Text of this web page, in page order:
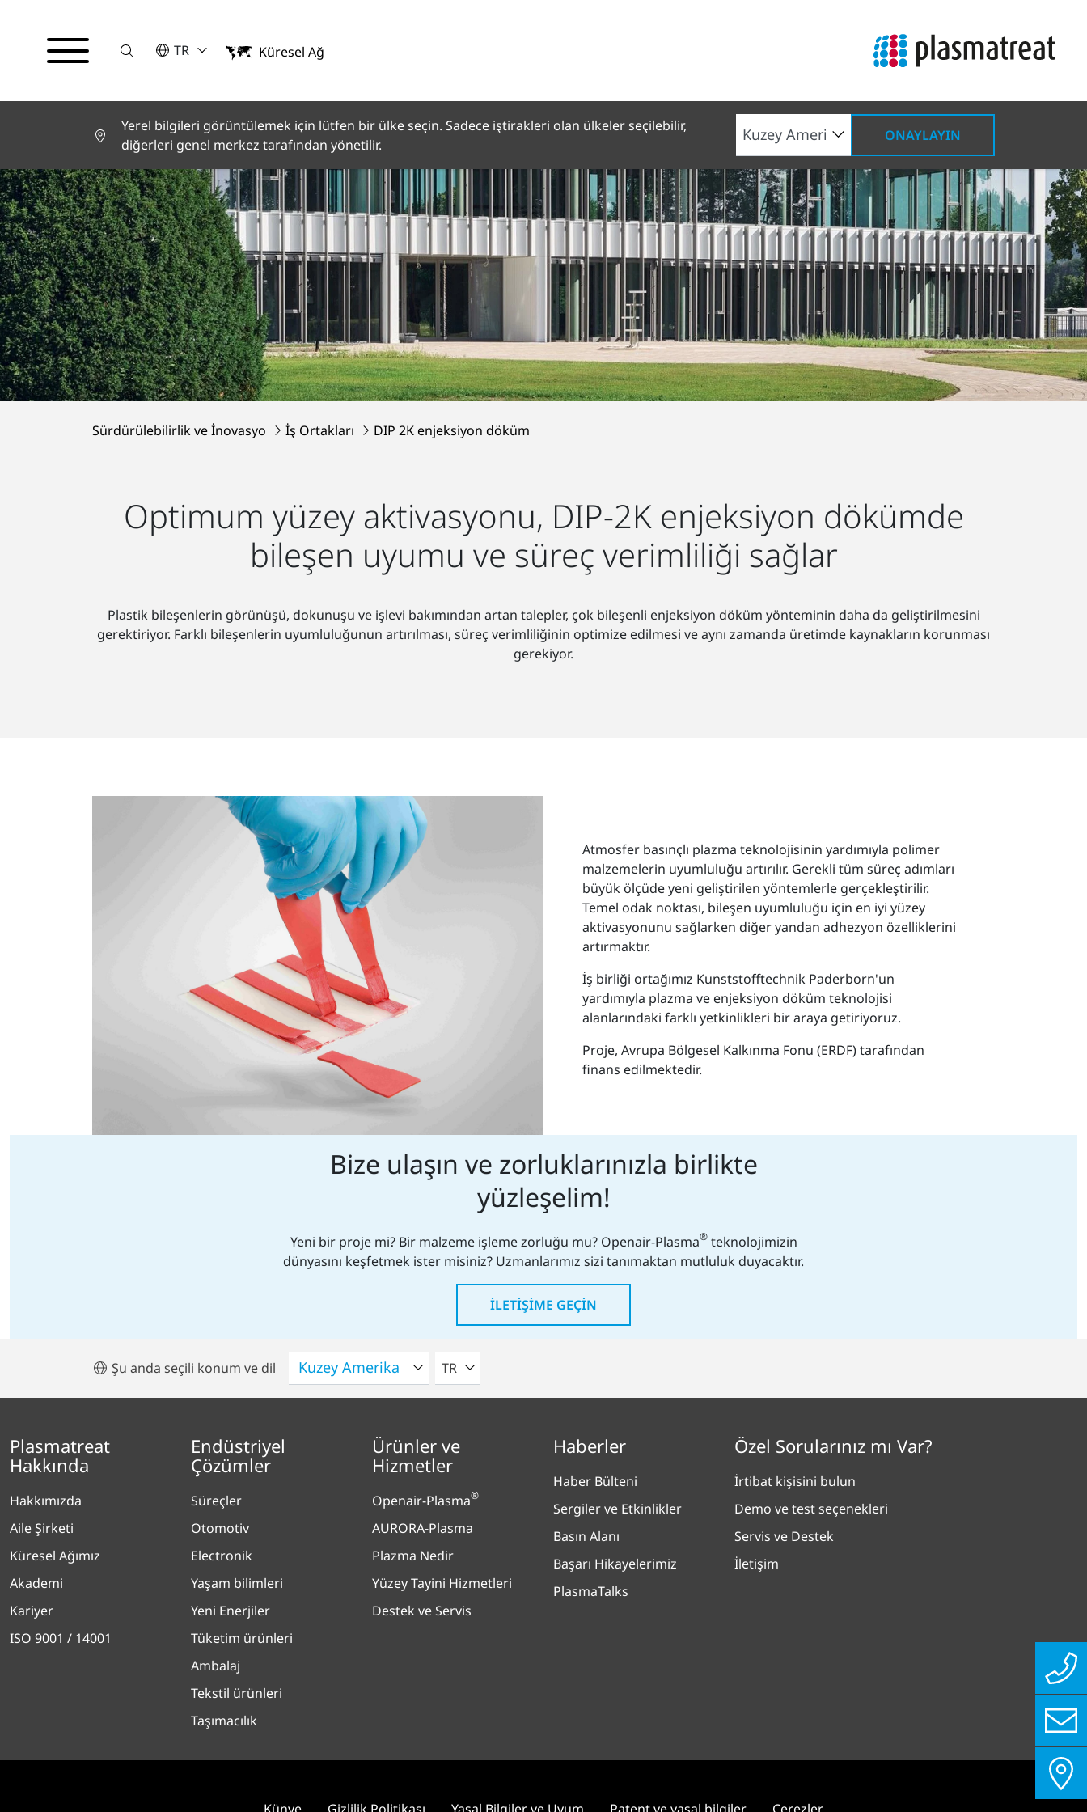
SucheLÜTFEN BIR DIL SEÇIN
TR
English
Español
Français
Italiano
Türkçe
日本語
한국어
中文
Küresel Ağ
Yerel bilgileri görüntülemek için lütfen bir ülke seçin. Sadece iştirakleri olan ülkeler seçilebilir,
diğerleri genel merkez tarafından yönetilir.
ONAYLAYIN
Sürdürülebilirlik ve İnovasyo İş Ortakları DIP 2K enjeksiyon döküm
Optimum yüzey aktivasyonu, DIP-2K enjeksiyon dökümde
bileşen uyumu ve süreç verimliliği sağlar
Plastik bileşenlerin görünüşü, dokunuşu ve işlevi bakımından artan talepler, çok bileşenli enjeksiyon döküm yönteminin daha da geliştirilmesini
gerektiriyor. Farklı bileşenlerin uyumluluğunun artırılması, süreç verimliliğinin optimize edilmesi ve aynı zamanda üretimde kaynakların korunması
gerekiyor.
Atmosfer basınçlı plazma teknolojisinin yardımıyla polimer
malzemelerin uyumluluğu artırılır. Gerekli tüm süreç adımları
büyük ölçüde yeni geliştirilen yöntemlerle gerçekleştirilir.
Temel odak noktası, bileşen uyumluluğu için en iyi yüzey
aktivasyonunu sağlarken diğer yandan adhezyon özelliklerini
artırmaktır.
İş birliği ortağımız Kunststofftechnik Paderborn'un
yardımıyla plazma ve enjeksiyon döküm teknolojisi
alanlarındaki farklı yetkinlikleri bir araya getiriyoruz.
Proje, Avrupa Bölgesel Kalkınma Fonu (ERDF) tarafından
finans edilmektedir.
Bize ulaşın ve zorluklarınızla birlikte
yüzleşelim!
Yeni bir proje mi? Bir malzeme işleme zorluğu mu? Openair-Plasma®teknolojimizin
dünyasını keşfetmek ister misiniz? Uzmanlarımız sizi tanımaktan mutluluk duyacaktır.
İLETIŞIME GEÇIN
Şu anda seçili konum ve dil LÜTFEN BIR DIL SEÇIN
TR
Plasmatreat
Hakkında
Hakkımızda
Aile Şirketi
Küresel Ağımız
Akademi
Kariyer
ISO 9001 / 14001
Endüstriyel
Çözümler
Süreçler
Otomotiv
Electronik
Yaşam bilimleri
Yeni Enerjiler
Tüketim ürünleri
Ambalaj
Tekstil ürünleri
Taşımacılık
Ürünler ve
Hizmetler
Openair-Plasma®
AURORA-Plasma
Plazma Nedir
Yüzey Tayini Hizmetleri
Destek ve Servis
Haberler
Haber Bülteni
Sergiler ve Etkinlikler
Basın Alanı
Başarı Hikayelerimiz
PlasmaTalks
Özel Sorularınız mı Var?
İrtibat kişisini bulun
Demo ve test seçenekleri
Servis ve Destek
İletişim